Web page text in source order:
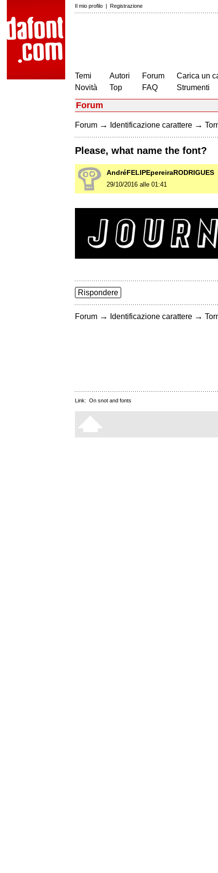
Il mio profilo | Registrazione
Temi
Novità
Autori
Top
Forum
FAQ
Carica un
Strumenti
Forum
Forum → Identificazione carattere →
Please, what name the font?
AndréFELIPEpereiraRODRIGUES
29/10/2016 alle 01:41
Rispondere
Forum → Identificazione carattere →
Link: On snot and fonts